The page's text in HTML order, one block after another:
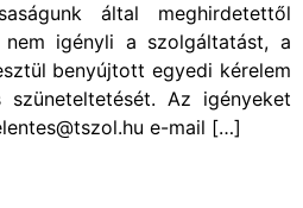
által meghirdetettől
igényli a szolgáltatást, a
benyújtott egyedi kérelem
Az igényeket
e-mail […]